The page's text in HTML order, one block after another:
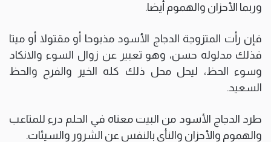
وربما الأحزان والهموم أيضا.
فإن رأت المتزوجة الدجاج الأسود مذبوحا أو مقتولا أو ميتا
فذلك مدلوله حسن، وهو تعبير عن زوال السوء والانكاد
وسوء الحظ، ليحل محل ذلك كله الخير والفرح والحظ
السعيد.
طرد الدجاج الأسود من البيت معناه في الحلم درء للمتاعب
والهموم والأحزان والنأي بالنفس عن الشرور والسيئات.